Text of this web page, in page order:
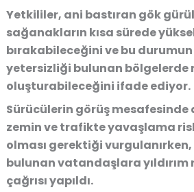
Yetkililer, ani bastıran gök
sağanakların kısa sürede
bırakabileceğini ve bu
yetersizliği bulunan bölgelerde
oluşturabileceğini ifade ediyor.
Sürücülerin görüş mesafesinde
zemin ve trafikte yavaşlama
olması gerektiği
bulunan vatandaşlara yıldırım
çağrısı yapıldı.